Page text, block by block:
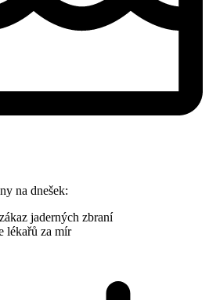
na dnešek:
jaderných zbraní
lékařů za mír